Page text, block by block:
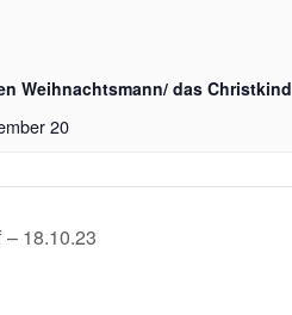
Weihnachtsmann/ das Christkind
20
– 18.10.23